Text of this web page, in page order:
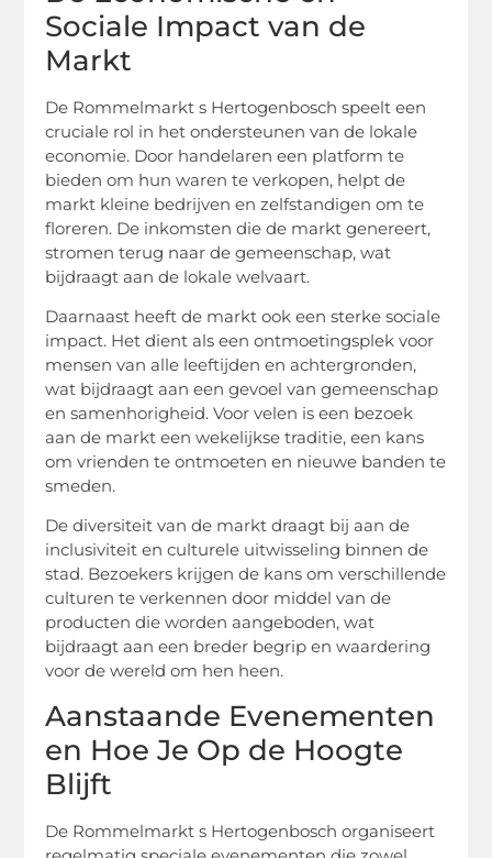
Sociale Impact van de
Markt
De Rommelmarkt s Hertogenbosch speelt een
cruciale rol in het ondersteunen van de lokale
economie. Door handelaren een platform te
bieden om hun waren te verkopen, helpt de
markt kleine bedrijven en zelfstandigen om te
floreren. De inkomsten die de markt genereert,
stromen terug naar de gemeenschap, wat
bijdraagt aan de lokale welvaart.
Daarnaast heeft de markt ook een sterke sociale
impact. Het dient als een ontmoetingsplek voor
mensen van alle leeftijden en achtergronden,
wat bijdraagt aan een gevoel van gemeenschap
en samenhorigheid. Voor velen is een bezoek
aan de markt een wekelijkse traditie, een kans
om vrienden te ontmoeten en nieuwe banden te
smeden.
De diversiteit van de markt draagt bij aan de
inclusiviteit en culturele uitwisseling binnen de
stad. Bezoekers krijgen de kans om verschillende
culturen te verkennen door middel van de
producten die worden aangeboden, wat
bijdraagt aan een breder begrip en waardering
voor de wereld om hen heen.
Aanstaande Evenementen
en Hoe Je Op de Hoogte
Blijft
De Rommelmarkt s Hertogenbosch organiseert